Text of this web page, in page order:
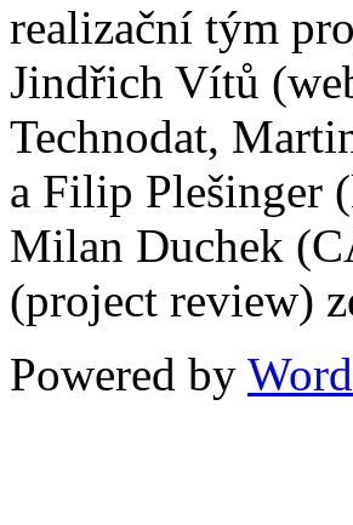
realizační tým
Jindřich Vítů
Technodat,
a Filip Plešinger
Milan Duchek
(project review)
Powered by